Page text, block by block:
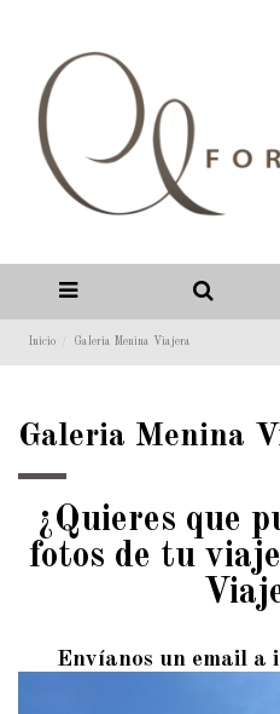
Inicio Galeria Menina Viajera
Galeria Menina
¿Quieres que
fotos de tu
Envíanos un email a